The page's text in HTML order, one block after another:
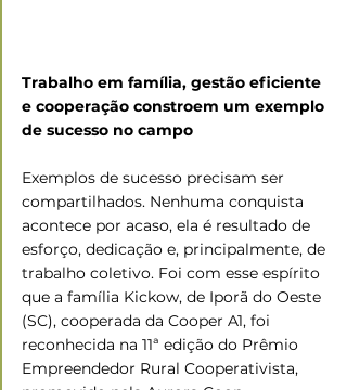
Trabalho em família, gestão eficiente
e cooperação constroem um exemplo
de sucesso no campo
Exemplos de sucesso precisam ser
compartilhados. Nenhuma conquista
acontece por acaso, ela é resultado de
esforço, dedicação e, principalmente, de
trabalho coletivo. Foi com esse espírito
que a família Kickow, de Iporã do Oeste
(SC), cooperada da Cooper A1, foi
reconhecida na 11ª edição do Prêmio
Empreendedor Rural Cooperativista,